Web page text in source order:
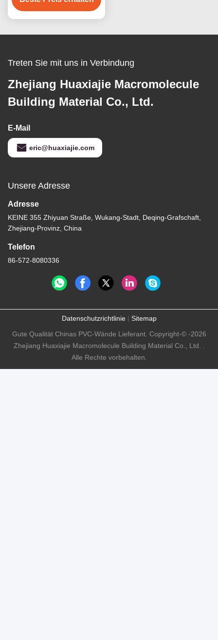
Feuchtigkeitsbeständigkeit
Treten Sie mit uns in Verbindung
Zhejiang Huaxiajie Macromolecule
Building Material Co., Ltd.
E-Mail
eric@huaxiajie.com
Unsere Adresse
Adresse
KEINE 355 Zhiyuan Straße, Wukang-Stadt, Deqing-Grafschaft,
Zhejiang-Provinz, China
Telefon
86-572-8080336
Datenschutzrichtlinie| Sitemap
Gute Qualität Chinas PVC-Wände Lieferant. Copyright-© -2026
Zhejiang Huaxiajie Macromolecule Building Material Co., Ltd. .
Alle Rechte vorbehalten.